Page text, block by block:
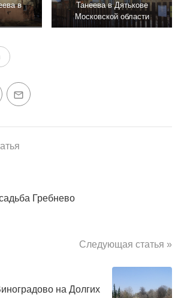
в
Танеева в Дятькове
Московской области
Гребнево
Следующая статья »
на Долгих